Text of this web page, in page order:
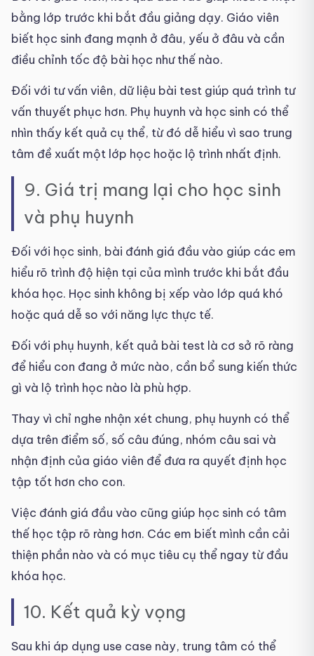
bằng lớp trước khi bắt đầu giảng dạy. Giáo viên
biết học sinh đang mạnh ở đâu, yếu ở đâu và cần
điều chỉnh tốc độ bài học như thế nào.
Đối với tư vấn viên, dữ liệu bài test giúp quá trình tư
vấn thuyết phục hơn. Phụ huynh và học sinh có thể
nhìn thấy kết quả cụ thể, từ đó dễ hiểu vì sao trung
tâm đề xuất một lớp học hoặc lộ trình nhất định.
9. Giá trị mang lại cho học sinh
và phụ huynh
Đối với học sinh, bài đánh giá đầu vào giúp các em
hiểu rõ trình độ hiện tại của mình trước khi bắt đầu
khóa học. Học sinh không bị xếp vào lớp quá khó
hoặc quá dễ so với năng lực thực tế.
Đối với phụ huynh, kết quả bài test là cơ sở rõ ràng
để hiểu con đang ở mức nào, cần bổ sung kiến thức
gì và lộ trình học nào là phù hợp.
Thay vì chỉ nghe nhận xét chung, phụ huynh có thể
dựa trên điểm số, số câu đúng, nhóm câu sai và
nhận định của giáo viên để đưa ra quyết định học
tập tốt hơn cho con.
Việc đánh giá đầu vào cũng giúp học sinh có tâm
thế học tập rõ ràng hơn. Các em biết mình cần cải
thiện phần nào và có mục tiêu cụ thể ngay từ đầu
khóa học.
10. Kết quả kỳ vọng
Sau khi áp dụng use case này, trung tâm có thể